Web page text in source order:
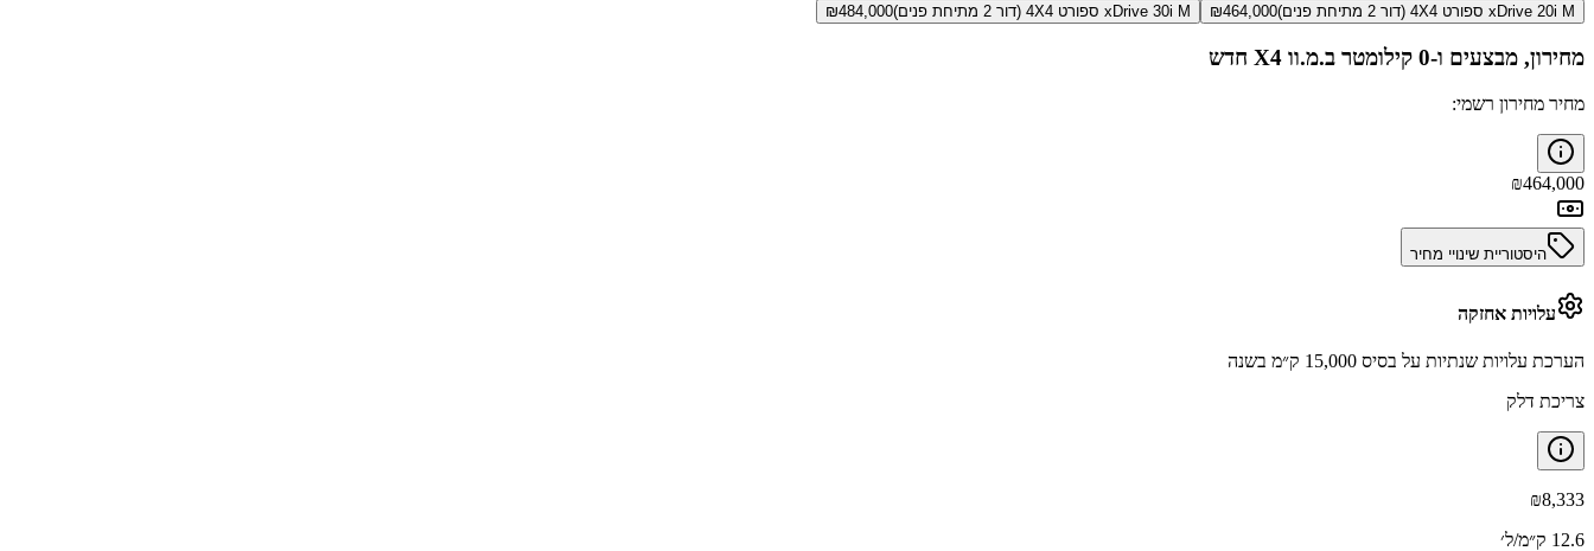
xDrive 20i M ספורט 4X4 (דור 2 מתיחת פנים) ₪464,000 xDrive 30i M ספורט 4X4 (דור 2 מתיחת פנים) ₪484,000
מחירון, מבצעים ו-0 קילומטר ב.מ.וו X4 חדש
מחיר מחירון רשמי:
₪464,000
היסטוריית שינויי מחיר
עלויות אחזקה
הערכת עלויות שנתיות על בסיס 15,000 ק״מ בשנה
צריכת דלק
₪8,333
12.6 ק״מ/ל׳